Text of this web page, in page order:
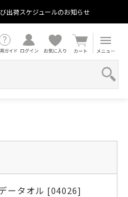
出荷スケジュールのお知らせ
ータオル [04026]